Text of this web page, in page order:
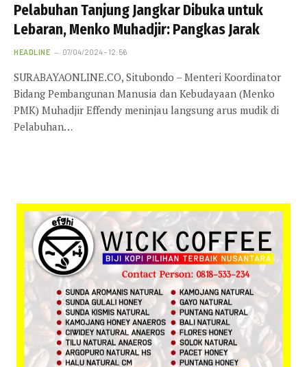
Pelabuhan Tanjung Jangkar Dibuka untuk
Lebaran, Menko Muhadjir: Pangkas Jarak
HEADLINE 07/04/2024 - 12:56
SURABAYAONLINE.CO, Situbondo – Menteri Koordinator
Bidang Pembangunan Manusia dan Kebudayaan (Menko
PMK) Muhadjir Effendy meninjau langsung arus mudik di
Pelabuhan…